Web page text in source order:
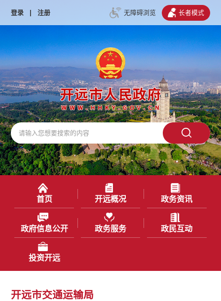
登录 | 注册 无障碍浏览 长者模式
首页 开远概况 政务资讯
政府信息公开 政务服务 政民互动
投资开远
开远市交通运输局